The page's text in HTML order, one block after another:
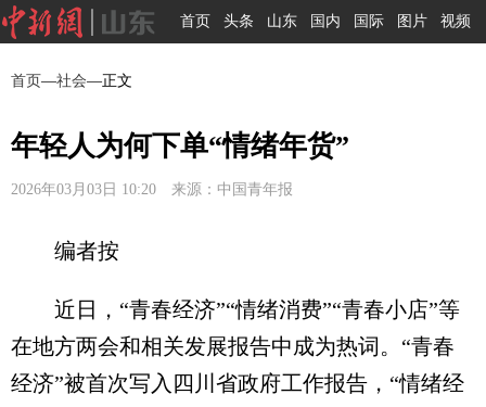
首页 头条 山东 国内 国际 图片 视频
首页—社会—正文
年轻人为何下单“情绪年货”
2026年03月03日 10:20 来源：中国青年报
编者按
近日，“青春经济”“情绪消费”“青春小店”等
在地方两会和相关发展报告中成为热词。“青春
经济”被首次写入四川省政府工作报告，“情绪经